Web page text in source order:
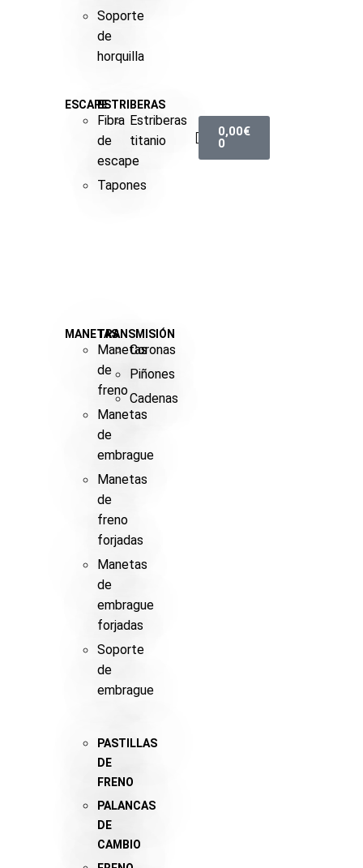
Soporte
de
horquilla
ESCAPE
Fibra
de
escape
Tapones
ESTRIBERAS
Estriberas
titanio
MANETAS
Manetas
de
freno
Manetas
de
embrague
Manetas
de
freno
forjadas
Manetas
de
embrague
forjadas
Soporte
de
embrague
TRANSMISIÓN
Coronas
Piñones
Cadenas
PASTILLAS
DE
FRENO
PALANCAS
DE
CAMBIO
0,00€
0